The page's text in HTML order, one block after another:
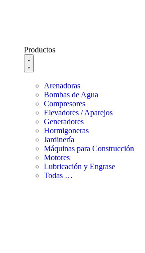
Productos
Arenadoras
Bombas de Agua
Compresores
Elevadores / Aparejos
Generadores
Hormigoneras
Jardinería
Máquinas para Construcción
Motores
Lubricación y Engrase
Todas …